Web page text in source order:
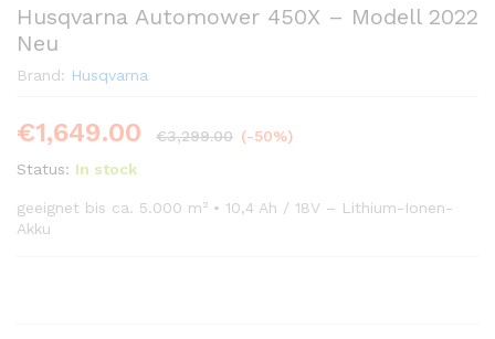
Husqvarna Automower 450X – Modell 2022
Neu
Brand: Husqvarna
€1,649.00 €3,299.00 (-50%)
Status: In stock
geeignet bis ca. 5.000 m² • 10,4 Ah / 18V – Lithium-Ionen-
Akku